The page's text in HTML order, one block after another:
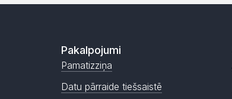
Pakalpojumi
Pamatizziņa
Datu pārraide tiešsaistē